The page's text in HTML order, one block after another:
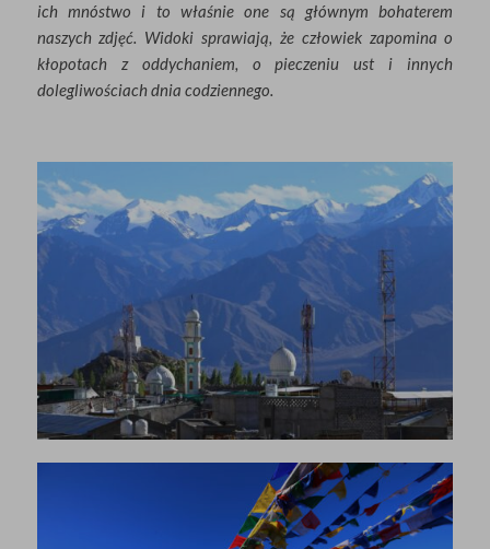
ich mnóstwo i to właśnie one są głównym bohaterem
naszych zdjęć. Widoki sprawiają, że człowiek zapomina o
kłopotach z oddychaniem, o pieczeniu ust i innych
dolegliwościach dnia codziennego.